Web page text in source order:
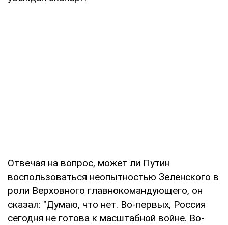
Отвечая на вопрос, может ли Путин
воспользоваться неопытностью Зеленского в
роли Верховного главнокомандующего, он
сказал: "Думаю, что нет. Во-первых, Россия
сегодня не готова к масштабной войне. Во-